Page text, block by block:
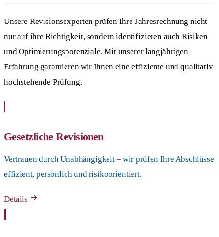
Unsere Revisionsexperten prüfen Ihre Jahresrechnung nicht
nur auf ihre Richtigkeit, sondern identifizieren auch Risiken
und Optimierungspotenziale. Mit unserer langjährigen
Erfahrung garantieren wir Ihnen eine effiziente und qualitativ
hochstehende Prüfung.
Gesetzliche Revisionen
Vertrauen durch Unabhängigkeit – wir prüfen Ihre Abschlüsse
effizient, persönlich und risikoorientiert.
Details